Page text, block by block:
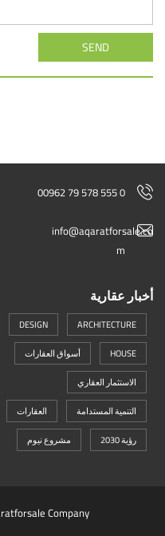
SEND
00962 79 578 555 0
info@aqaratforsale.co
m
أخبار عقارية
ARCHITECTURE
DESIGN
HOUSE
أسواق العقارات
الاستثمار العقاري
التنمية المستدامة
العقارات
رؤية 2030
مشروع نيوم
Company